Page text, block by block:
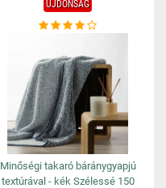
ÚJDONSÁG
Minőségi takaró báránygyapjú
textúrával - kék Szélessé 150